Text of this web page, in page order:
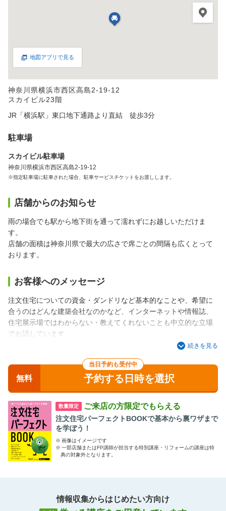
地図アプリで見る
神奈川県横浜市西区高島2-19-12
スカイビル23階
JR「横浜駅」東口地下通路より直結 徒歩3分
駐車場
スカイビル駐車場
神奈川県横浜市西区高島2-19-12
※指定駐車場に駐車された場合、駐車サービスチケットをお渡しします。
店舗からのお知らせ
雨の場合でも駅から地下街を通って濡れずにお越しいただけま
す。
店舗の面積は神奈川県で最大の広さで席ごとの間隔も広くとって
おります。
お客様へのメッセージ
注文住宅についての資金・ダンドリなど基本的なことや、希望に
合うのはどんな建築会社なのかなど、インターネットや情報誌、
住宅展示場ではわからない・教えてくれないことも中立的な立場
でお話しています。
ご自分で情報収集する前でも、具体的な検討を始めた後でもお力
ださい。
続きを見る
当日予約も受付中
無料 予約する日時を選択
数量限定 ご来店の方限定でもらえる
注文住宅パーフェクトBOOKで基本から裏ワザまで
を学ぼう！
※ 画像はイメージです
※ 一部店舗またはFP講師が担当する特別講座・リフォームの講座は特
典の対象外となります。
情報収集からはじめたい方向け